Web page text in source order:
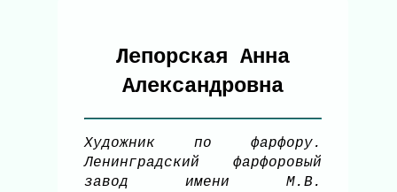
Лепорская Анна
Александровна
Художник по фарфору.
Ленинградский фарфоровый
завод имени М.В.